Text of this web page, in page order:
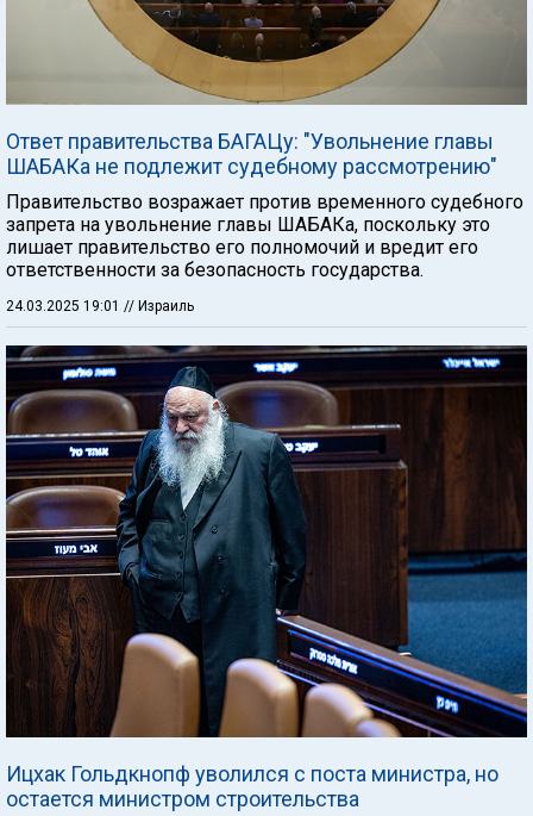
Ответ правительства БАГАЦу: "Увольнение главы
ШАБАКа не подлежит судебному рассмотрению"
Правительство возражает против временного судебного
запрета на увольнение главы ШАБАКа, поскольку это
лишает правительство его полномочий и вредит его
ответственности за безопасность государства.
24.03.2025 19:01 // Израиль
Ицхак Гольдкнопф уволился с поста министра, но
остается министром строительства